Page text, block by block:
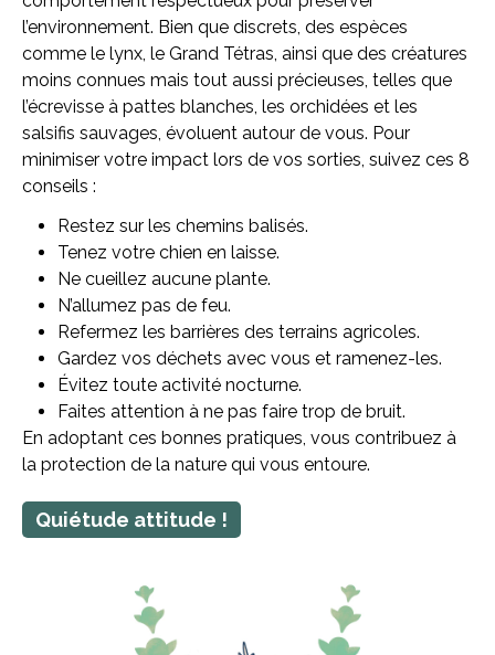
l’environnement. Bien que discrets, des espèces
comme le lynx, le Grand Tétras, ainsi que des créatures
moins connues mais tout aussi précieuses, telles que
l’écrevisse à pattes blanches, les orchidées et les
salsifis sauvages, évoluent autour de vous. Pour
minimiser votre impact lors de vos sorties, suivez ces 8
conseils :
Restez sur les chemins balisés.
Tenez votre chien en laisse.
Ne cueillez aucune plante.
N’allumez pas de feu.
Refermez les barrières des terrains agricoles.
Gardez vos déchets avec vous et ramenez-les.
Évitez toute activité nocturne.
Faites attention à ne pas faire trop de bruit.
En adoptant ces bonnes pratiques, vous contribuez à
la protection de la nature qui vous entoure.
Quiétude attitude !